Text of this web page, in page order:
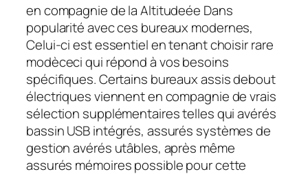
en compagnie de la Altitudeée Dans
popularité avec ces bureaux modernes,
Celui-ci est essentiel en tenant choisir rare
modèceci qui répond à vos besoins
spécifiques. Certains bureaux assis debout
électriques viennent en compagnie de vrais
sélection supplémentaires telles qui avérés
bassin USB intégrés, assurés systèmes de
gestion avérés utâbles, après même
assurés mémoires possible pour cette